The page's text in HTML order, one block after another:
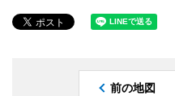
前の地図